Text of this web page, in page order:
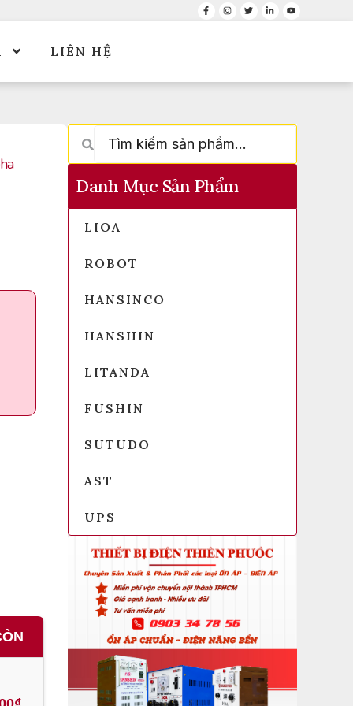
LIÊN HỆ
Danh Mục Sản Phẩm
LIOA
ROBOT
HANSINCO
HANSHIN
LITANDA
FUSHIN
SUTUDO
AST
UPS